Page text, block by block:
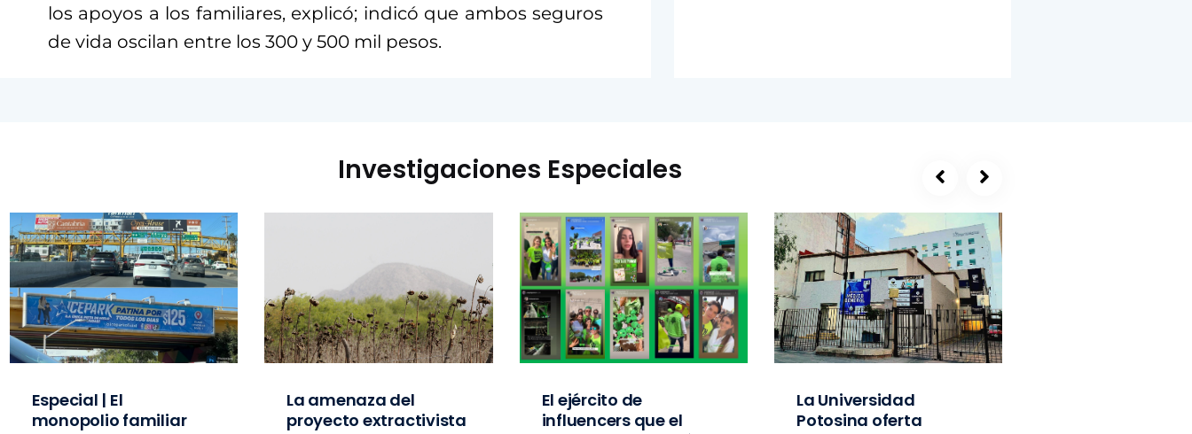
los apoyos a los familiares, explicó; indicó que ambos seguros
de vida oscilan entre los 300 y 500 mil pesos.
Investigaciones Especiales
Especial | El
monopolio familiar
La amenaza del
proyecto extractivista
El ejército de
influencers que el
La Universidad
Potosina oferta